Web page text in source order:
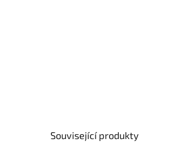
Související produkty